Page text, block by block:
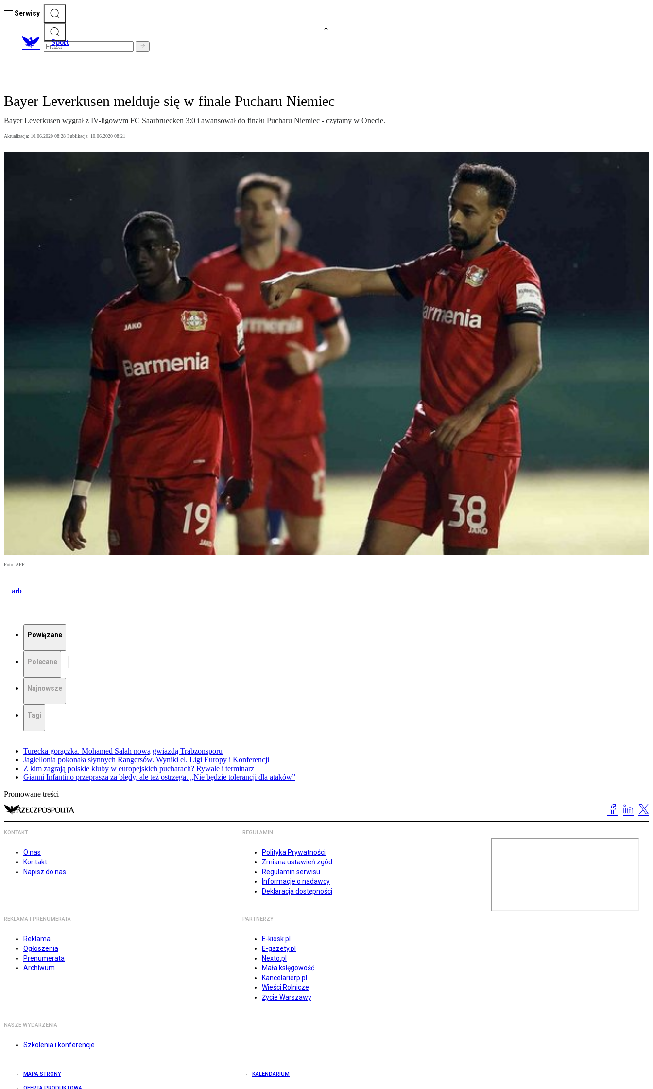
Serwisy
Sport
Bayer Leverkusen melduje się w finale Pucharu Niemiec
Bayer Leverkusen wygrał z IV-ligowym FC Saarbruecken 3:0 i awansował do finału Pucharu Niemiec - czytamy w Onecie.
Aktualizacja: 10.06.2020 08:28 Publikacja: 10.06.2020 08:21
Foto: AFP
arb
Powiązane
Polecane
Najnowsze
Tagi
Turecka gorączka. Mohamed Salah nową gwiazdą Trabzonsporu
Jagiellonia pokonała słynnych Rangersów. Wyniki el. Ligi Europy i Konferencji
Z kim zagrają polskie kluby w europejskich pucharach? Rywale i terminarz
Gianni Infantino przeprasza za błędy, ale też ostrzega. „Nie będzie tolerancji dla ataków”
Promowane treści
KONTAKT
O nas
Kontakt
Napisz do nas
REGULAMIN
Polityka Prywatności
Zmiana ustawień zgód
Regulamin serwisu
Informacje o nadawcy
Deklaracja dostępności
REKLAMA I PRENUMERATA
Reklama
Ogłoszenia
Prenumerata
Archiwum
PARTNERZY
E-kiosk.pl
E-gazety.pl
Nexto.pl
Mała księgowość
Kancelarierp.pl
Wieści Rolnicze
Życie Warszawy
NASZE WYDARZENIA
Szkolenia i konferencje
MAPA STRONY KALENDARIUM